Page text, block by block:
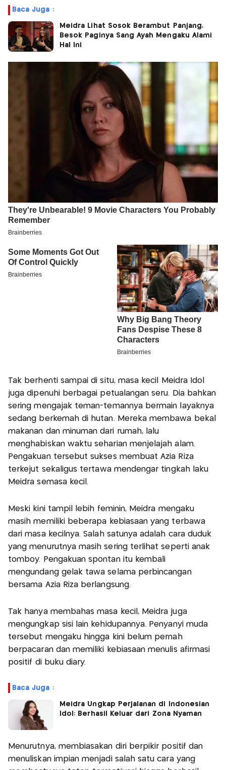
Baca Juga :
Meidra Lihat Sosok Berambut Panjang,
Besok Paginya Sang Ayah Mengaku Alami
Hal Ini
Tak berhenti sampai di situ, masa kecil Meidra Idol
juga dipenuhi berbagai petualangan seru. Dia bahkan
sering mengajak teman-temannya bermain layaknya
sedang berkemah di hutan. Mereka membawa bekal
makanan dan minuman dari rumah, lalu
menghabiskan waktu seharian menjelajah alam.
Pengakuan tersebut sukses membuat Azia Riza
terkejut sekaligus tertawa mendengar tingkah laku
Meidra semasa kecil.
Meski kini tampil lebih feminin, Meidra mengaku
masih memiliki beberapa kebiasaan yang terbawa
dari masa kecilnya. Salah satunya adalah cara duduk
yang menurutnya masih sering terlihat seperti anak
tomboy. Pengakuan spontan itu kembali
mengundang gelak tawa selama perbincangan
bersama Azia Riza berlangsung.
Tak hanya membahas masa kecil, Meidra juga
mengungkap sisi lain kehidupannya. Penyanyi muda
tersebut mengaku hingga kini belum pernah
berpacaran dan memiliki kebiasaan menulis afirmasi
positif di buku diary.
Baca Juga :
Meidra Ungkap Perjalanan di Indonesian
Idol: Berhasil Keluar dari Zona Nyaman
Menurutnya, membiasakan diri berpikir positif dan
menuliskan impian menjadi salah satu cara yang